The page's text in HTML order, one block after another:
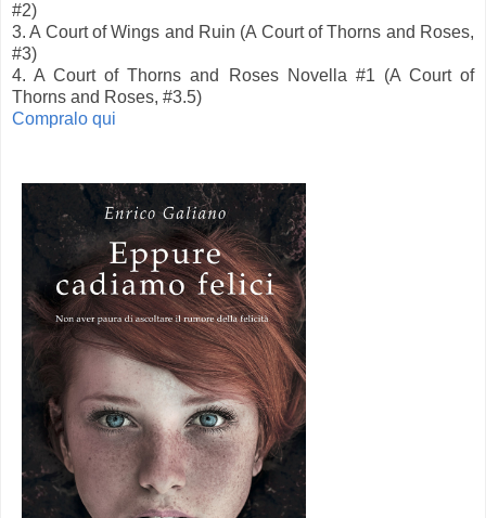
#2)
3. A Court of Wings and Ruin (A Court of Thorns and Roses,
#3)
4. A Court of Thorns and Roses Novella #1 (A Court of
Thorns and Roses, #3.5)
Compralo qui